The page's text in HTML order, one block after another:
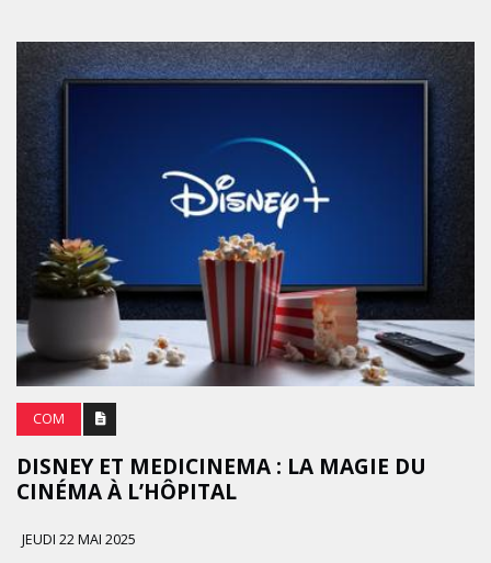
COM
DISNEY ET MEDICINEMA : LA MAGIE DU
CINÉMA À L’HÔPITAL
JEUDI 22 MAI 2025